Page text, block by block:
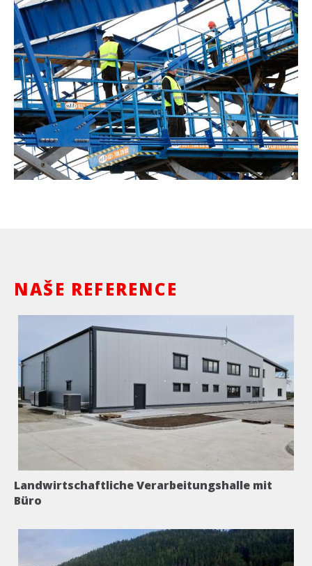
NAŠE REFERENCE
Landwirtschaftliche Verarbeitungshalle mit
Büro